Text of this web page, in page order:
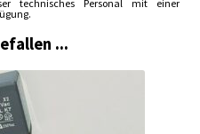
technisches Personal mit einer
...